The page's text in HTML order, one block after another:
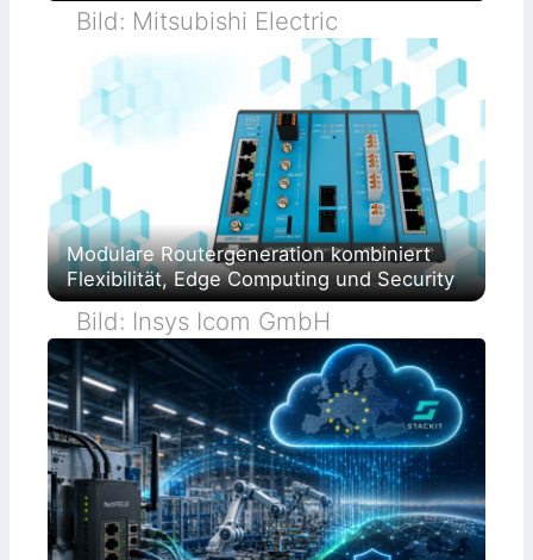
Bild: Mitsubishi Electric
Modulare Routergeneration kombiniert
Flexibilität, Edge Computing und Security
Bild: Insys Icom GmbH